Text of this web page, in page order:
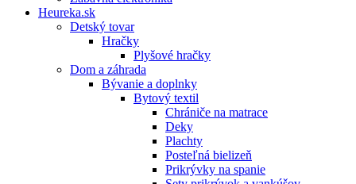
Heureka.sk
Detský tovar
Hračky
Plyšové hračky
Dom a záhrada
Bývanie a doplnky
Bytový textil
Chrániče na matrace
Deky
Plachty
Posteľná bielizeň
Prikrývky na spanie